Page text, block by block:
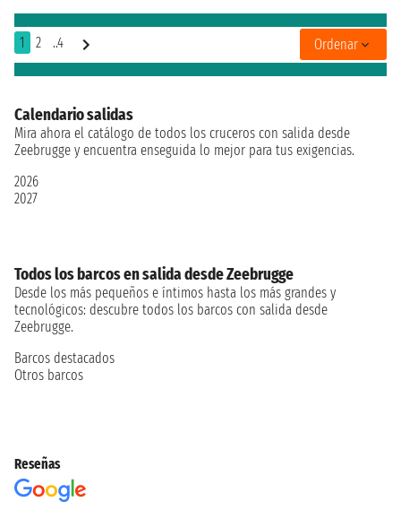
1 2 ..4 Ordenar
Calendario salidas
Mira ahora el catálogo de todos los cruceros con salida desde
Zeebrugge y encuentra enseguida lo mejor para tus exigencias.
2026
2027
Todos los barcos en salida desde Zeebrugge
Desde los más pequeños e íntimos hasta los más grandes y
tecnológicos: descubre todos los barcos con salida desde
Zeebrugge.
Barcos destacados
Otros barcos
Reseñas